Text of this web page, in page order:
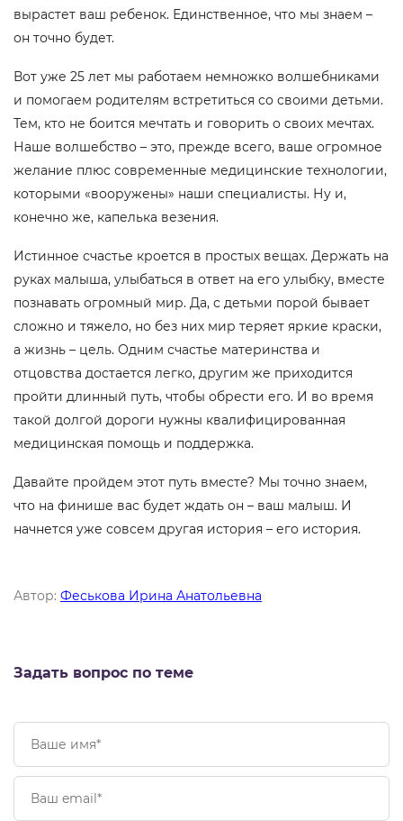
вырастет ваш ребенок. Единственное, что мы знаем –
он точно будет.
Вот уже 25 лет мы работаем немножко волшебниками
и помогаем родителям встретиться со своими детьми.
Тем, кто не боится мечтать и говорить о своих мечтах.
Наше волшебство – это, прежде всего, ваше огромное
желание плюс современные медицинские технологии,
которыми «вооружены» наши специалисты. Ну и,
конечно же, капелька везения.
Истинное счастье кроется в простых вещах. Держать на
руках малыша, улыбаться в ответ на его улыбку, вместе
познавать огромный мир. Да, с детьми порой бывает
сложно и тяжело, но без них мир теряет яркие краски,
а жизнь – цель. Одним счастье материнства и
отцовства достается легко, другим же приходится
пройти длинный путь, чтобы обрести его. И во время
такой долгой дороги нужны квалифицированная
медицинская помощь и поддержка.
Давайте пройдем этот путь вместе? Мы точно знаем,
что на финише вас будет ждать он – ваш малыш. И
начнется уже совсем другая история – его история.
Автор: Феськова Ирина Анатольевна
Задать вопрос по теме